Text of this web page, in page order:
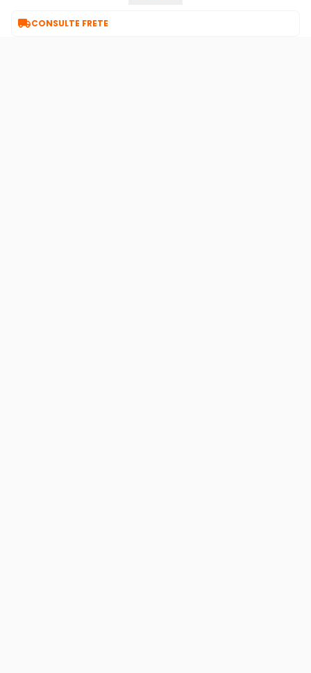
CONSULTE FRETE